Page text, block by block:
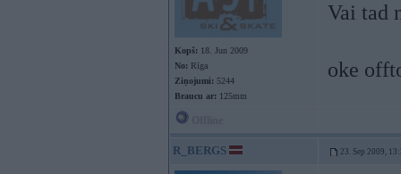
Kopš: 18. Jun 2009
No: Rīga
Ziņojumi: 5244
Braucu ar: 125mm
Vai tad
oke
R_BERGS 23. Sep 2009,